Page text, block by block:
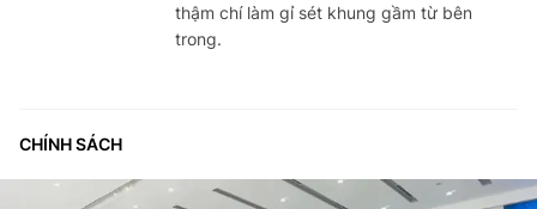
thậm chí làm gỉ sét khung gầm từ bên
trong.
CHÍNH SÁCH